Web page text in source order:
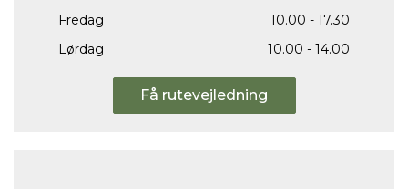
Fredag
10.00 - 17.30
Lørdag
10.00 - 14.00
Få rutevejledning